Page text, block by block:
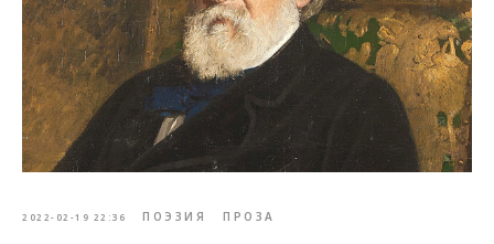
2022-02-19 22:36 ПОЭЗИЯ ПРОЗА